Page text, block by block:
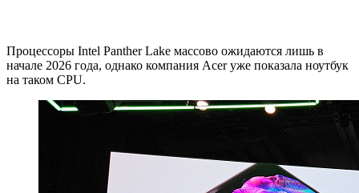
Процессоры Intel Panther Lake массово ожидаются лишь в
начале 2026 года, однако компания Acer уже показала ноутбук
на таком CPU.